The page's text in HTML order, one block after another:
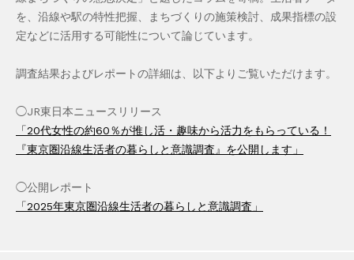
を、沿線や駅の特性把握、まちづくりの施策検討、成果指標の設
定などに活用する可能性について論じています。
調査結果およびレポートの詳細は、以下よりご覧いただけます。
◯JR東日本ニュースリリース
「20代女性の約60％が推し活・趣味から活力をもらっている！
『東京圏沿線生活者の暮らしと意識調査』を公開します」
◯公開レポート
「2025年東京圏沿線生活者の暮らしと意識調査」